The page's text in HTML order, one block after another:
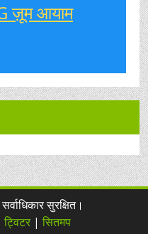
ज़ूम आयाम
सुरक्षित।
ट्विटर | सितमप